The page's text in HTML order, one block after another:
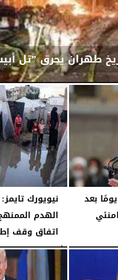
طهران يحرق ”تل
تعلن الحداد 40 يومًا بعد
نيويورك
الهدم
اتفاق وقف
الأربعاء، 14 يناير 2026